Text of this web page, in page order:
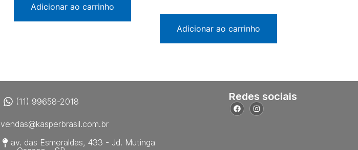
Adicionar ao carrinho
Adicionar ao carrinho
(11) 99658-2018
vendas@kasperbrasil.com.br
av. das Esmeraldas, 433 - Jd. Mutinga
Redes sociais